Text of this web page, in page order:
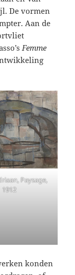
De vormen
Aan de
Femme
Paysage,
1912
konden